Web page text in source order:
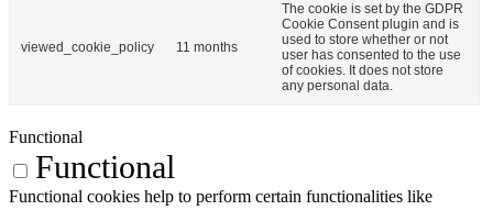
viewed_cookie_policy 11 months
The cookie is set by the GDPR
Cookie Consent plugin and is
used to store whether or not
user has consented to the use
of cookies. It does not store
any personal data.
Functional
Functional
Functional cookies help to perform certain functionalities like